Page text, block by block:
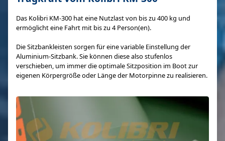
Das Kolibri KM-300 hat eine Nutzlast von bis zu 400 kg und
ermöglicht eine Fahrt mit bis zu 4 Person(en).
Die Sitzbankleisten sorgen für eine variable Einstellung der
Aluminium-Sitzbank. Sie können diese also stufenlos
verschieben, um immer die optimale Sitzposition im Boot zur
eigenen Körpergröße oder Länge der Motorpinne zu realisieren.